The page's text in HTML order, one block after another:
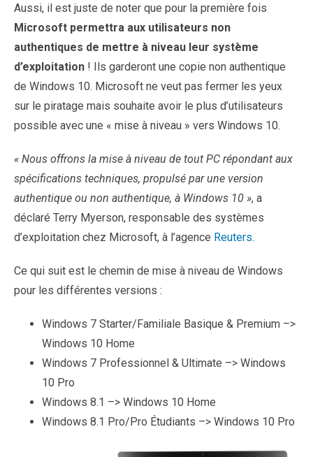
Aussi, il est juste de noter que pour la première fois
Microsoft permettra aux utilisateurs non
authentiques de mettre à niveau leur système
d’exploitation ! Ils garderont une copie non authentique
de Windows 10. Microsoft ne veut pas fermer les yeux
sur le piratage mais souhaite avoir le plus d’utilisateurs
possible avec une « mise à niveau » vers Windows 10.
« Nous offrons la mise à niveau de tout PC répondant aux
spécifications techniques, propulsé par une version
authentique ou non authentique, à Windows 10 », a
déclaré Terry Myerson, responsable des systèmes
d’exploitation chez Microsoft, à l’agence Reuters.
Ce qui suit est le chemin de mise à niveau de Windows
pour les différentes versions :
Windows 7 Starter/Familiale Basique & Premium –>
Windows 10 Home
Windows 7 Professionnel & Ultimate –> Windows
10 Pro
Windows 8.1 –> Windows 10 Home
Windows 8.1 Pro/Pro Étudiants –> Windows 10 Pro